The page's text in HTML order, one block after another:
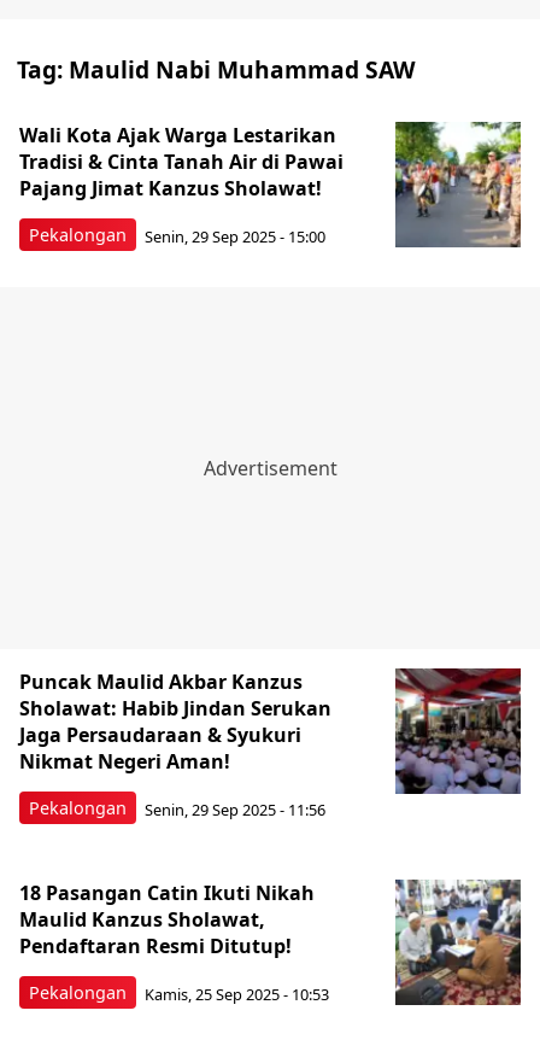
Tag: Maulid Nabi Muhammad SAW
Pekalongan
Wali Kota Ajak Warga Lestarikan
Tradisi & Cinta Tanah Air di Pawai
Pajang Jimat Kanzus Sholawat!
Senin, 29 Sep 2025 - 15:00
Pekalongan
Puncak Maulid Akbar Kanzus
Sholawat: Habib Jindan Serukan
Jaga Persaudaraan & Syukuri
Nikmat Negeri Aman!
Senin, 29 Sep 2025 - 11:56
Pekalongan
18 Pasangan Catin Ikuti Nikah
Maulid Kanzus Sholawat,
Pendaftaran Resmi Ditutup!
Kamis, 25 Sep 2025 - 10:53